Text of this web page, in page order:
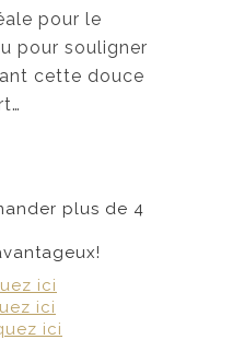
d
e
p
:
3
,
2
5
pour le
pour souligner
cette douce
plus de 4
ici
ici
ici